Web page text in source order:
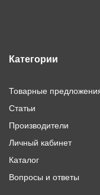
Категории
Товарные
Статьи
Производители
Личный кабинет
Каталог
Вопросы и ответы